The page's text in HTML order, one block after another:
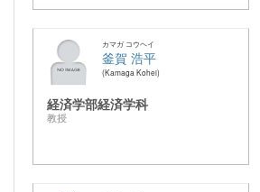
カマガ コウヘイ
釜賀 浩平
Kamaga Kohei
経済学部経済学科
教授